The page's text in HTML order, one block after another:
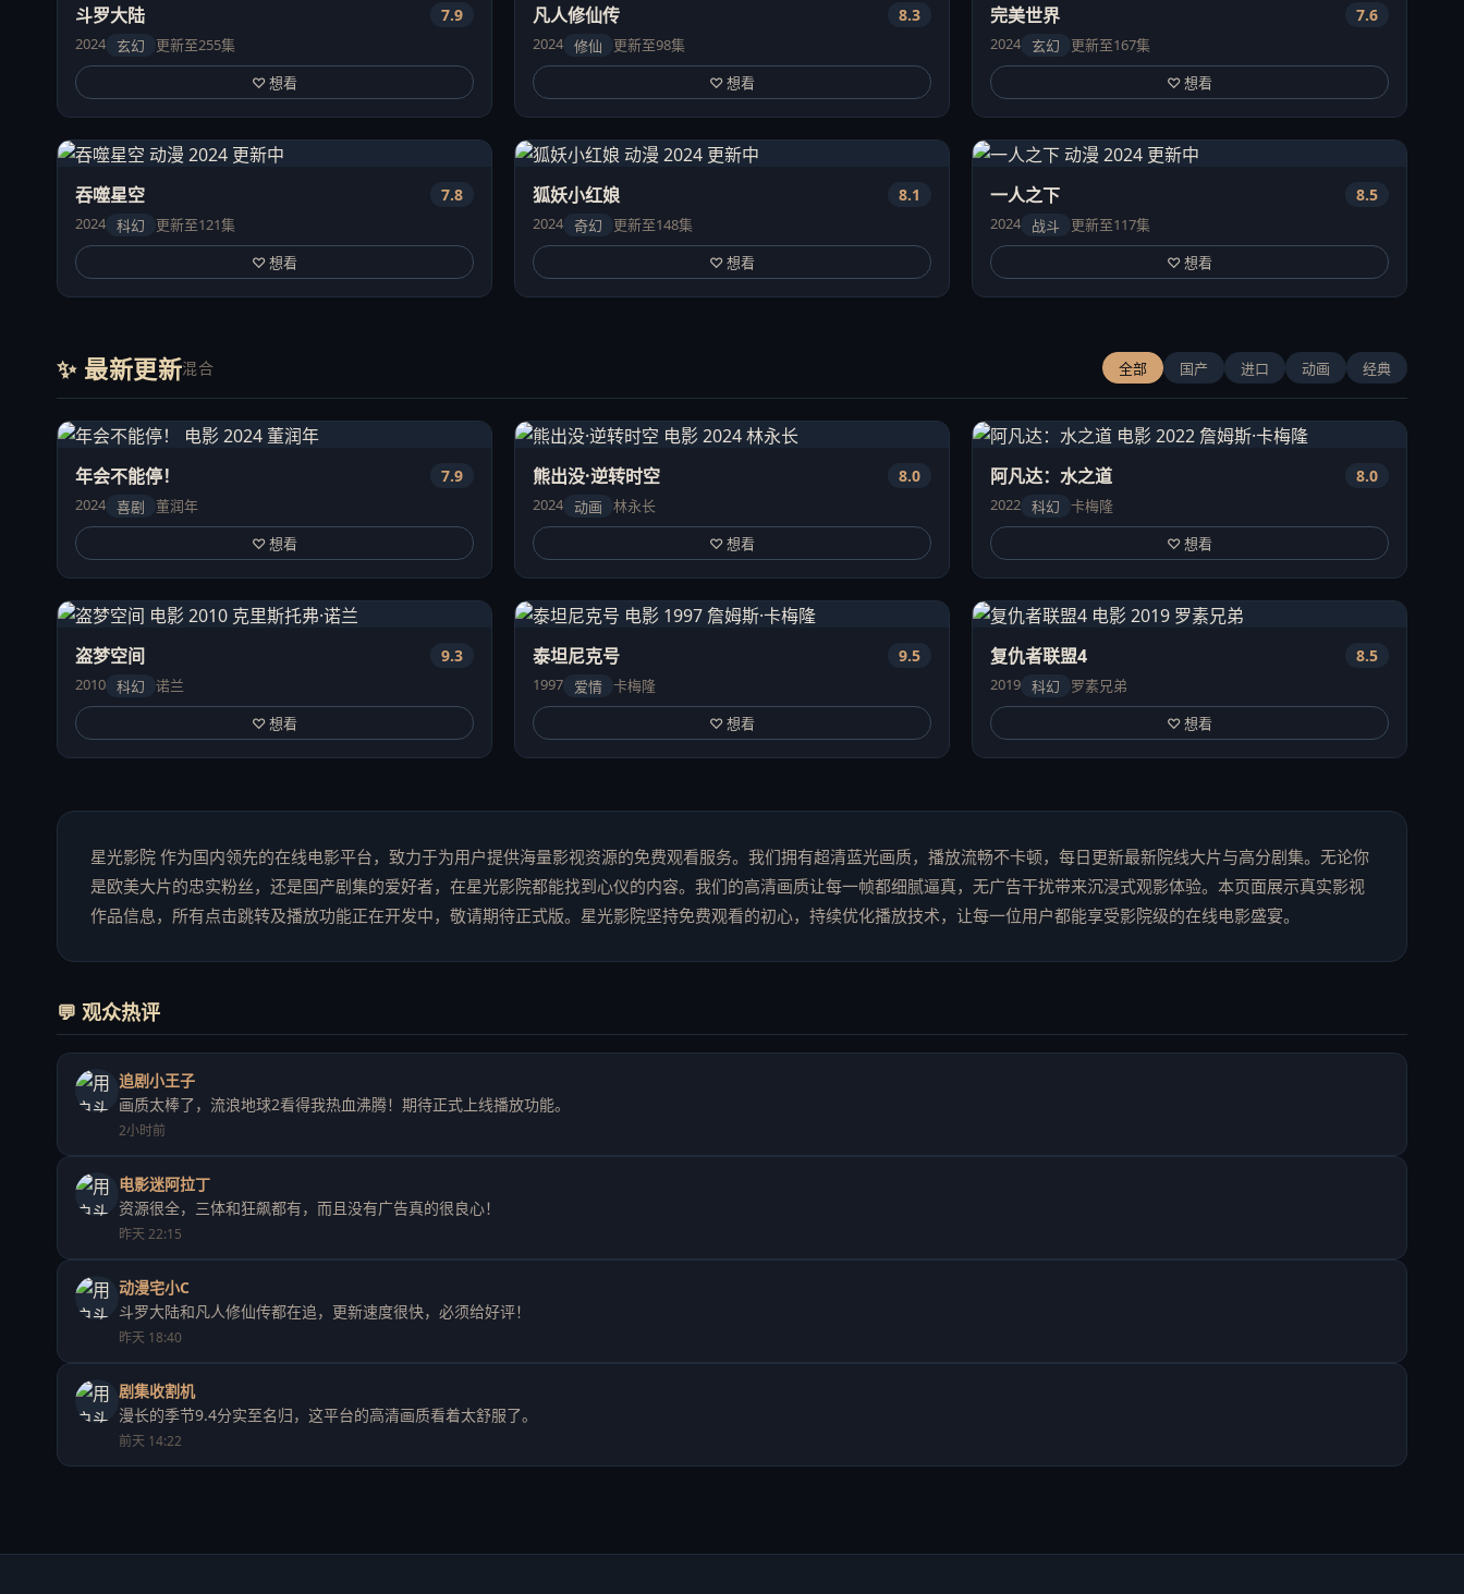
斗罗大陆 7.9
2024 玄幻
更新至255集
♡ 想看
凡人修仙传 8.3
2024 修仙
更新至98集
♡ 想看
完美世界 7.6
2024 玄幻
更新至167集
♡ 想看
吞噬星空 7.8
2024 科幻
更新至121集
♡ 想看
狐妖小红娘 8.1
2024 奇幻
更新至148集
♡ 想看
一人之下 8.5
2024 战斗
更新至117集
♡ 想看
✨ 最新更新混合 全部 国产 进口 动画 经典
年会不能停！ 7.9
2024 喜剧
董润年
♡ 想看
熊出没·逆转时空 8.0
2024 动画
林永长
♡ 想看
阿凡达：水之道 8.0
2022 科幻
卡梅隆
♡ 想看
盗梦空间 9.3
2010 科幻
诺兰
♡ 想看
泰坦尼克号 9.5
1997 爱情 卡梅隆
♡ 想看
复仇者联盟4 8.5
2019 科幻
罗素兄弟
♡ 想看
星光影院 作为国内领先的在线电影平台，致力于为用户提供海量影视资源的免费观看服务。我们拥有超清蓝光画质，播放流畅不卡顿，每日更新最新院线大片与高分剧集。无论你
是欧美大片的忠实粉丝，还是国产剧集的爱好者，在星光影院都能找到心仪的内容。我们的高清画质让每一帧都细腻逼真，无广告干扰带来沉浸式观影体验。本页面展示真实影视
作品信息，所有点击跳转及播放功能正在开发中，敬请期待正式版。星光影院坚持免费观看的初心，持续优化播放技术，让每一位用户都能享受影院级的在线电影盛宴。
💬 观众热评
追剧小王子
画质太棒了，流浪地球2看得我热血沸腾！期待正式上线播放功能。
2小时前
电影迷阿拉丁
资源很全，三体和狂飙都有，而且没有广告真的很良心！
昨天 22:15
动漫宅小C
斗罗大陆和凡人修仙传都在追，更新速度很快，必须给好评！
昨天 18:40
剧集收割机
漫长的季节9.4分实至名归，这平台的高清画质看着太舒服了。
前天 14:22